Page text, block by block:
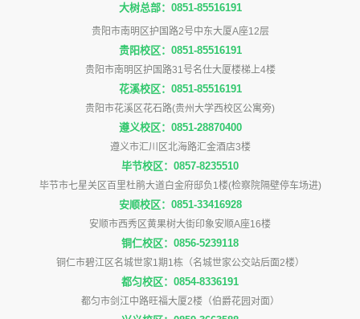
大树总部：0851-85516191
贵阳市南明区护国路2号中东大厦A座12层
贵阳校区：0851-85516191
贵阳市南明区护国路31号名仕大厦楼梯上4楼
花溪校区：0851-85516191
贵阳市花溪区花石路(贵州大学西校区公寓旁)
遵义校区：0851-28870400
遵义市汇川区北海路汇金酒店3楼
毕节校区：0857-8235510
毕节市七星关区百里杜鹃大道白金府邸负1楼(检察院隔壁停车场进)
安顺校区：0851-33416928
安顺市西秀区黄果树大街印象安顺A座16楼
铜仁校区：0856-5239118
铜仁市碧江区名城世家1期1栋（名城世家公交站后面2楼）
都匀校区：0854-8336191
都匀市剑江中路旺福大厦2楼（伯爵花园对面）